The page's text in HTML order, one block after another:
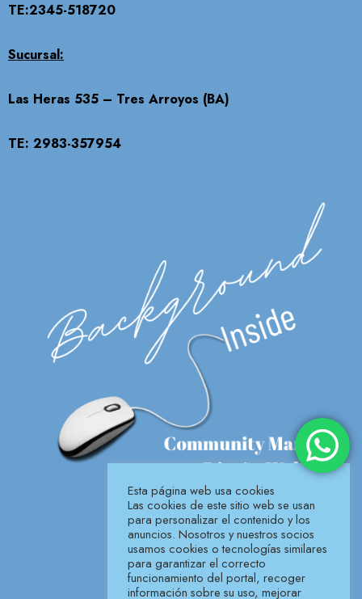
TE:2345-518720
Sucursal:
Las Heras 535 – Tres Arroyos (BA)
TE: 2983-357954
Esta página web usa cookies
Las cookies de este sitio web se usan
para personalizar el contenido y los
anuncios. Nosotros y nuestros socios
usamos cookies o tecnologías similares
para garantizar el correcto
funcionamiento del portal, recoger
información sobre su uso, mejorar